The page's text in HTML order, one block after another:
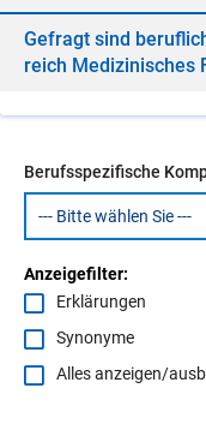
Ge­fragt sind
reich Me­di­zi­ni­sches
Berufsspezifische
Anzeigefilter:
Erklärungen
Synonyme
Alles anzeigen/